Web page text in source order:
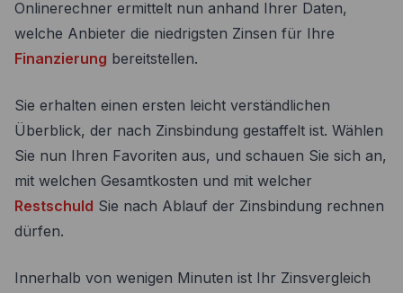
Onlinerechner ermittelt nun anhand Ihrer Daten,
welche Anbieter die niedrigsten Zinsen für Ihre
Finanzierung bereitstellen.
Sie erhalten einen ersten leicht verständlichen
Überblick, der nach Zinsbindung gestaffelt ist. Wählen
Sie nun Ihren Favoriten aus, und schauen Sie sich an,
mit welchen Gesamtkosten und mit welcher
Restschuld Sie nach Ablauf der Zinsbindung rechnen
dürfen.
Innerhalb von wenigen Minuten ist Ihr Zinsvergleich